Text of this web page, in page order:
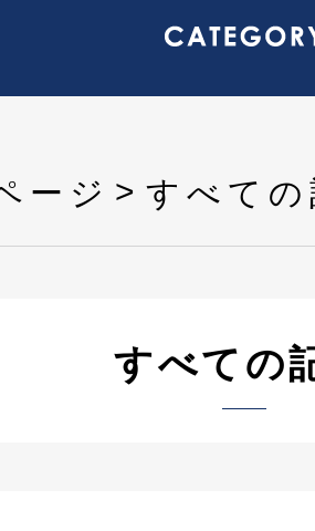
ージ すべて
すべての